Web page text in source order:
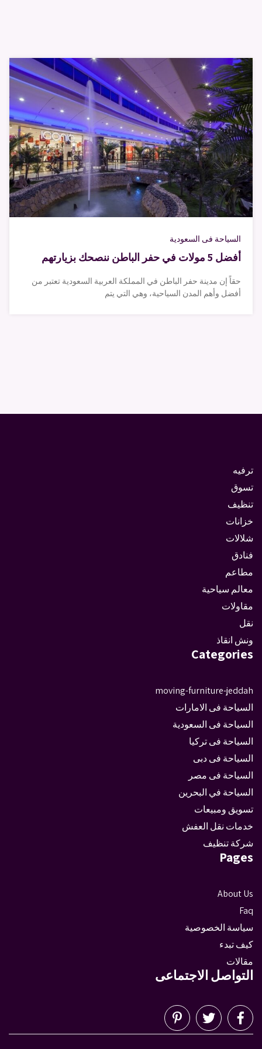
السياحة فى السعودية
أفضل 5 مولات في حفر الباطن ننصحك بزيارتهم
حقاً إن مدينة حفر الباطن في المملكة العربية السعودية تعتبر من
أفضل وأهم المدن السياحية، وهي التي يتم
ترفيه
تسوق
تنظيف
خزانات
شلالات
فنادق
مطاعم
معالم سياحية
مقاولات
نقل
ونش انقاذ
Categories
moving-furniture-jeddah
السياحة فى الامارات
السياحة فى السعودية
السياحة فى تركيا
السياحة فى دبى
السياحة فى مصر
السياحة في البحرين
تسويق ومبيعات
خدمات نقل العفش
شركة تنظيف
Pages
About Us
Faq
سياسة الخصوصية
كيف تبدء
مقالات
التواصل الاجتماعى